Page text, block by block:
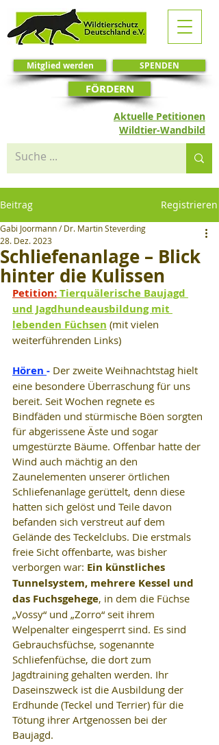
SPENDEN
Mitglied werden
Aktuelle Petitionen
FÖRDERN
Wildtier-Wandbild
Beitrag Registrieren
Schliefenanlage – Blick
hinter die Kulissen
Gabi Joormann / Dr. Martin Steverding
28. Dez. 2023
Petition: Tierquälerische Baujagd
und Jagdhundeausbildung mit
lebenden Füchsen (mit vielen
weiterführenden Links)
Hören - Der zweite Weihnachtstag hielt
eine besondere Überraschung für uns
bereit. Seit Wochen regnete es
Bindfäden und stürmische Böen sorgten
für abgerissene Äste und sogar
umgestürzte Bäume. Offenbar hatte der
Wind auch mächtig an den
Zaunelementen unserer örtlichen
Schliefenanlage gerüttelt, denn diese
hatten sich gelöst und Teile davon
befanden sich verstreut auf dem
Gelände des Teckelclubs. Die erstmals
freie Sicht offenbarte, was bisher
verborgen war: Ein künstliches
Tunnelsystem, mehrere Kessel und
das Fuchsgehege, in dem die Füchse
„Vossy“ und „Zorro“ seit ihrem
Welpenalter eingesperrt sind. Es sind
Gebrauchsfüchse, sogenannte
Schliefenfüchse, die dort zum
Jagdtraining gehalten werden. Ihr
Daseinszweck ist die Ausbildung der
Erdhunde (Teckel und Terrier) für die
Tötung ihrer Artgenossen bei der
Baujagd.